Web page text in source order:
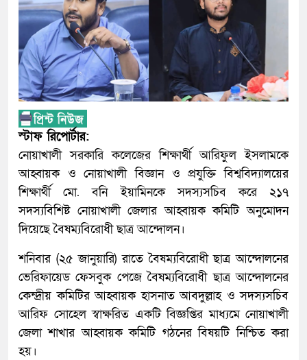
স্টাফ রিপোর্টার:
নোয়াখালী সরকারি কলেজের শিক্ষার্থী আরিফুল ইসলামকে
আহ্বায়ক ও নোয়াখালী বিজ্ঞান ও প্রযুক্তি বিশ্ববিদ্যালয়ের
শিক্ষার্থী মো. বনি ইয়ামিনকে সদস্যসচিব করে ২১৭
সদস্যবিশিষ্ট নোয়াখালী জেলার আহ্বায়ক কমিটি অনুমোদন
দিয়েছে বৈষম্যবিরোধী ছাত্র আন্দোলন।
শনিবার (২৫ জানুয়ারি) রাতে বৈষম্যবিরোধী ছাত্র আন্দোলনের
ভেরিফায়েড ফেসবুক পেজে বৈষম্যবিরোধী ছাত্র আন্দোলনের
কেন্দ্রীয় কমিটির আহ্বায়ক হাসনাত আবদুল্লাহ ও সদস্যসচিব
আরিফ সোহেল স্বাক্ষরিত একটি বিজ্ঞপ্তির মাধ্যমে নোয়াখালী
জেলা শাখার আহ্বায়ক কমিটি গঠনের বিষয়টি নিশ্চিত করা
হয়।